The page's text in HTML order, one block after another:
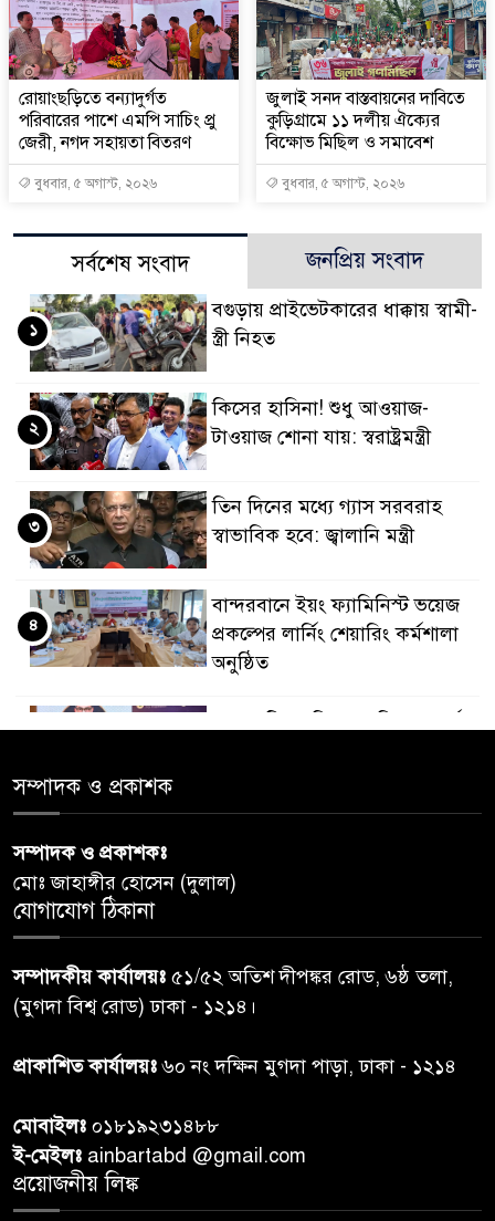
রোয়াংছড়িতে বন্যাদুর্গত
পরিবারের পাশে এমপি সাচিং প্রু
জেরী, নগদ সহায়তা বিতরণ
বুধবার, ৫ অগাস্ট, ২০২৬
জুলাই সনদ বাস্তবায়নের দাবিতে
কুড়িগ্রামে ১১ দলীয় ঐক্যের
বিক্ষোভ মিছিল ও সমাবেশ
বুধবার, ৫ অগাস্ট, ২০২৬
সর্বশেষ সংবাদ জনপ্রিয় সংবাদ
বগুড়ায় প্রাইভেটকারের ধাক্কায় স্বামী-
স্ত্রী নিহত
১
কিসের হাসিনা! শুধু আওয়াজ-
টাওয়াজ শোনা যায়: স্বরাষ্ট্রমন্ত্রী
২
তিন দিনের মধ্যে গ্যাস সরবরাহ
স্বাভাবিক হবে: জ্বালানি মন্ত্রী
৩
বান্দরবানে ইয়ং ফ্যামিনিস্ট ভয়েজ
প্রকল্পের লার্নিং শেয়ারিং কর্মশালা
অনুষ্ঠিত
৪
পেশ
৬
তদন্ত শেষ পর্যায়ে, দ্রুত চার্জশিট
৭
রাতের মধ্যে ঢাকাসহ ১০ অঞ্চলে
ঝড়বৃষ্টির পূর্বাভাস
৮
প্রধানমন্ত্রীর সঙ্গে দেখা করে স্বপ্নপূরণ
উপহার
৯
সম্পাদক ও প্রকাশক
সম্পাদক ও প্রকাশকঃ
মোঃ জাহাঙ্গীর হোসেন (দুলাল)
যোগাযোগ ঠিকানা
সম্পাদকীয় কার্যালয়ঃ ৫১/৫২ অতিশ দীপঙ্কর রোড, ৬ষ্ঠ তলা,
(মুগদা বিশ্ব রোড) ঢাকা - ১২১৪।
প্রাকাশিত কার্যালয়ঃ৬০ নং দক্ষিন মুগদা পাড়া, ঢাকা - ১২১৪
মোবাইলঃ ০১৮১৯২৩১৪৮৮
ই-মেইলঃ ainbartabd @gmail.com
প্রয়োজনীয় লিঙ্ক